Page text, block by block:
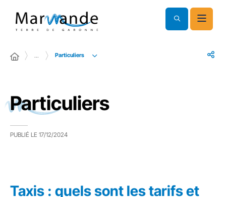
… Particuliers
Particuliers
PUBLIÉ LE 17/12/2024
Taxis : quels sont les tarifs et